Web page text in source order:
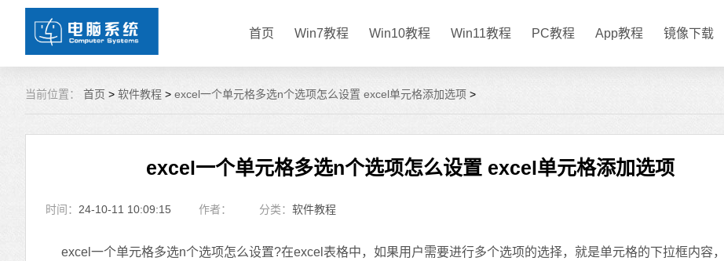
首页 Win7教程 Win10教程 Win11教程 PC教程 App教程 镜像下载
当前位置： 首页 > 软件教程 > excel一个单元格多选n个选项怎么设置 excel单元格添加选项 >
excel一个单元格多选n个选项怎么设置 excel单元格添加选项
时间： 24-10-11 10:09:15 作者： 分类： 软件教程
excel一个单元格多选n个选项怎么设置?在excel表格中，如果用户需要进行多个选项的选择，就是单元格的下拉框内容